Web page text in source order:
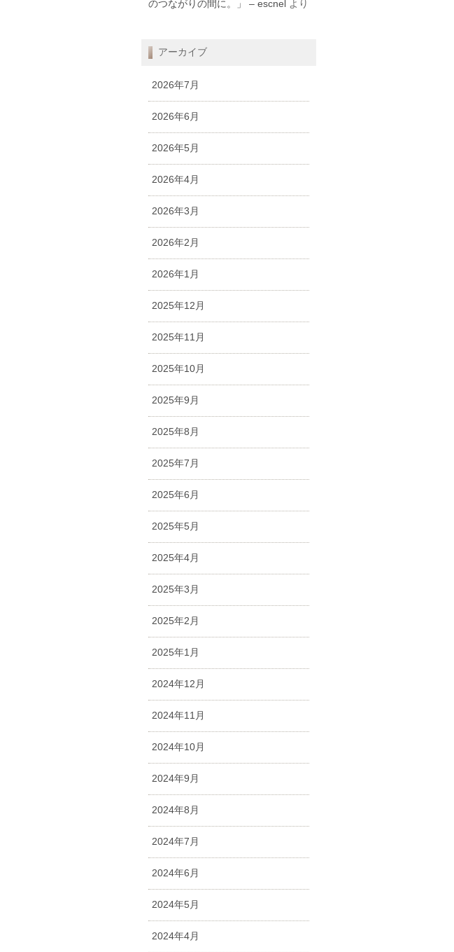
のつながりの間に。」 – escnel
より
アーカイブ
2026年7月
2026年6月
2026年5月
2026年4月
2026年3月
2026年2月
2026年1月
2025年12月
2025年11月
2025年10月
2025年9月
2025年8月
2025年7月
2025年6月
2025年5月
2025年4月
2025年3月
2025年2月
2025年1月
2024年12月
2024年11月
2024年10月
2024年9月
2024年8月
2024年7月
2024年6月
2024年5月
2024年4月